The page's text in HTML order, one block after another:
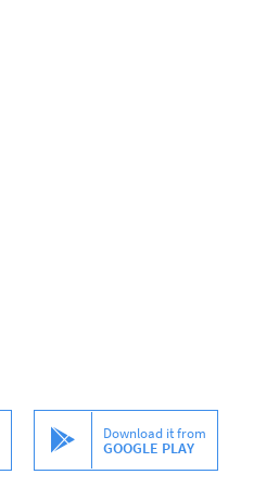
Download it from
GOOGLE PLAY